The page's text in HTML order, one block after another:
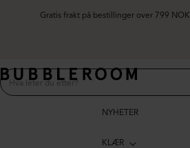
Gratis frakt på bestillinger over 799 NOK
NYHETER
KLÆR